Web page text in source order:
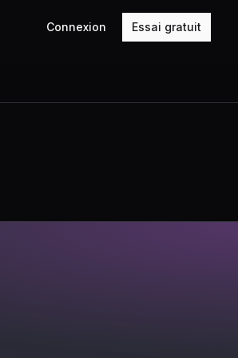
Connexion Essai gratuit